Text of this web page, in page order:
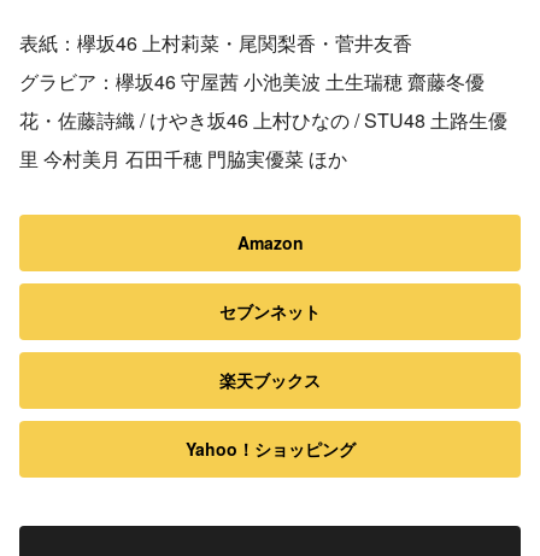
表紙：欅坂46 上村莉菜・尾関梨香・菅井友香
グラビア：欅坂46 守屋茜 小池美波 土生瑞穂 齋藤冬優
花・佐藤詩織 / けやき坂46 上村ひなの / STU48 土路生優
里 今村美月 石田千穂 門脇実優菜 ほか
Amazon
セブンネット
楽天ブックス
Yahoo！ショッピング